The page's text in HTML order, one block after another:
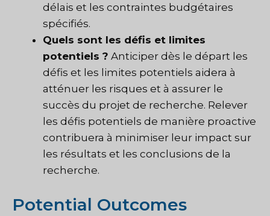
délais et les contraintes budgétaires
spécifiés.
Quels sont les défis et limites
potentiels ? Anticiper dès le départ les
défis et les limites potentiels aidera à
atténuer les risques et à assurer le
succès du projet de recherche. Relever
les défis potentiels de manière proactive
contribuera à minimiser leur impact sur
les résultats et les conclusions de la
recherche.
Potential Outcomes